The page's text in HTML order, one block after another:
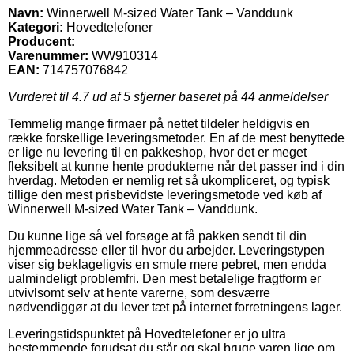
Navn: Winnerwell M-sized Water Tank – Vanddunk
Kategori: Hovedtelefoner
Producent:
Varenummer: WW910314
EAN: 714757076842
Vurderet til 4.7ud af 5 stjerner baseret på 44 anmeldelser
Temmelig mange firmaer på nettet tildeler heldigvis en
række forskellige leveringsmetoder. En af de mest benyttede
er lige nu levering til en pakkeshop, hvor det er meget
fleksibelt at kunne hente produkterne når det passer ind i din
hverdag. Metoden er nemlig ret så ukompliceret, og typisk
tillige den mest prisbevidste leveringsmetode ved køb af
Winnerwell M-sized Water Tank – Vanddunk.
Du kunne lige så vel forsøge at få pakken sendt til din
hjemmeadresse eller til hvor du arbejder. Leveringstypen
viser sig beklageligvis en smule mere pebret, men endda
ualmindeligt problemfri. Den mest betalelige fragtform er
utvivlsomt selv at hente varerne, som desværre
nødvendiggør at du lever tæt på internet forretningens lager.
Leveringstidspunktet på Hovedtelefoner er jo ultra
bestemmende forudsat du står og skal bruge varen lige om